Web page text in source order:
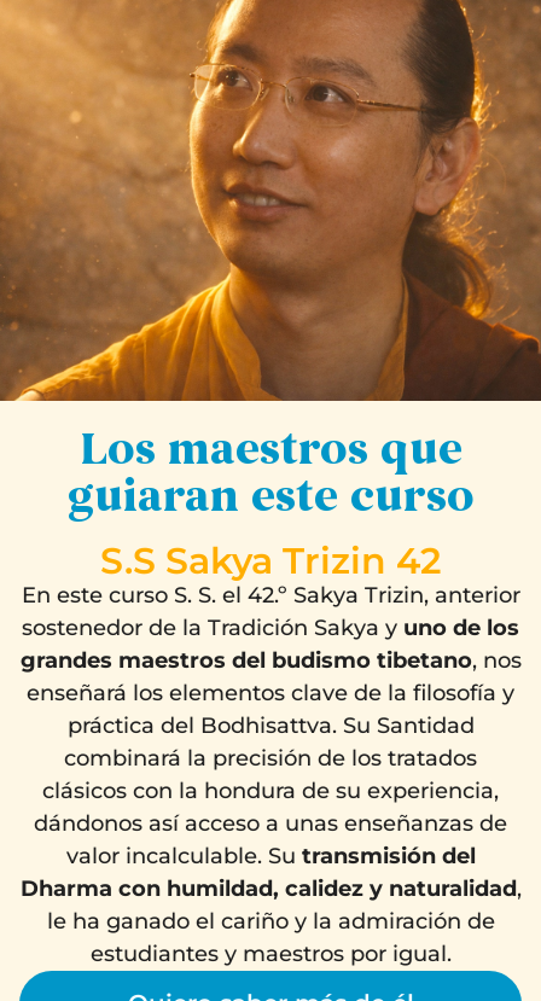
Los maestros que
guiaran este curso
S.S Sakya Trizin 42
En este curso S. S. el 42.º Sakya Trizin, anterior
sostenedor de la Tradición Sakya y uno de los
grandes maestros del budismo tibetano, nos
enseñará los elementos clave de la filosofía y
práctica del Bodhisattva. Su Santidad
combinará la precisión de los tratados
clásicos con la hondura de su experiencia,
dándonos así acceso a unas enseñanzas de
valor incalculable. Su transmisión del
Dharma con humildad, calidez y naturalidad,
le ha ganado el cariño y la admiración de
estudiantes y maestros por igual.